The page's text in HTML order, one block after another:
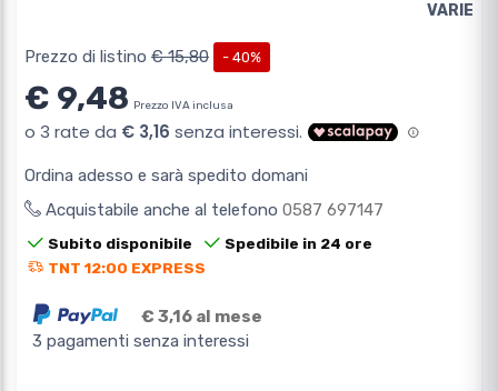
VARIE
Prezzo di listino € 15,80 - 40%
€ 9,48 Prezzo IVA inclusa
Ordina adesso e sarà spedito domani
Acquistabile anche al telefono 0587 697147
Subito disponibile
Spedibile in 24 ore
TNT 12:00 EXPRESS
€ 3,16 al mese
3 pagamenti senza interessi